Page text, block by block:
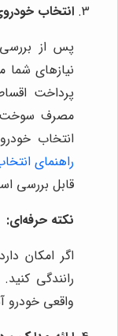
انتخاب
پس از
نیازهای شما
پرداخت
مصرف سوخت،
انتخاب
راهنمای
قابل بررسی
نکته حرفه‌ای:
اگر امکان
رانندگی
واقعی خودرو